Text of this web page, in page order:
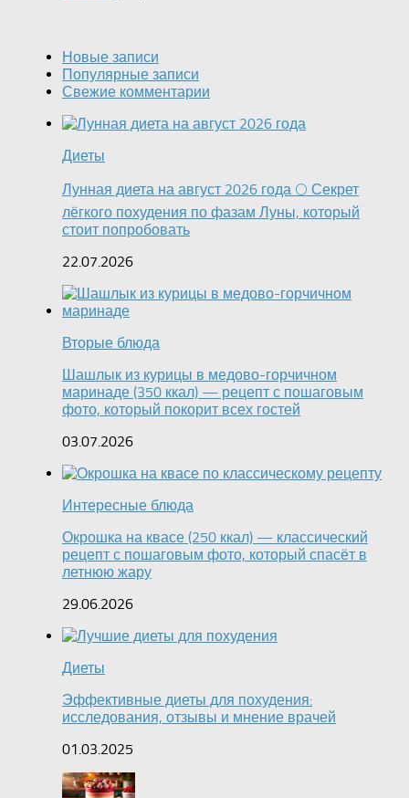
Новые записи
Популярные записи
Свежие комментарии
Диеты
Лунная диета на август 2026 года 🌕 Секрет
лёгкого похудения по фазам Луны, который
стоит попробовать
22.07.2026
Вторые блюда
Шашлык из курицы в медово-горчичном
маринаде (350 ккал) — рецепт с пошаговым
фото, который покорит всех гостей
03.07.2026
Интересные блюда
Окрошка на квасе (250 ккал) — классический
рецепт с пошаговым фото, который спасёт в
летнюю жару
29.06.2026
Диеты
Эффективные диеты для похудения:
исследования, отзывы и мнение врачей
01.03.2025